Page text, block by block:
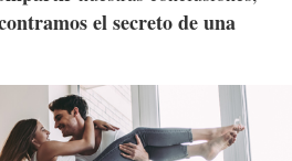
el secreto de una